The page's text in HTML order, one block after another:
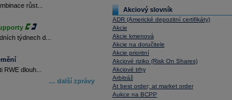
růst...
týdnech d...
dlouh...
… další zprávy
Akciový slovník
ADR (Americké depozitní certifikáty)
Akcie
Akcie kmenová
Akcie na doručitele
Akcie prioritní
Akciové riziko (Risk On Shares)
Akciové trhy
Arbitráž
At best order; at market order
Aukce na BCPP